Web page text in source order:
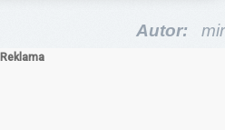
Autor: mir